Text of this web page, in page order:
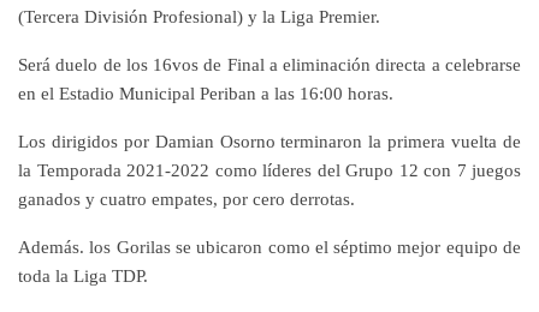
(Tercera División Profesional) y la Liga Premier.
Será duelo de los 16vos de Final a eliminación directa a celebrarse
en el Estadio Municipal Periban a las 16:00 horas.
Los dirigidos por Damian Osorno terminaron la primera vuelta de
la Temporada 2021-2022 como líderes del Grupo 12 con 7 juegos
ganados y cuatro empates, por cero derrotas.
Además. los Gorilas se ubicaron como el séptimo mejor equipo de
toda la Liga TDP.